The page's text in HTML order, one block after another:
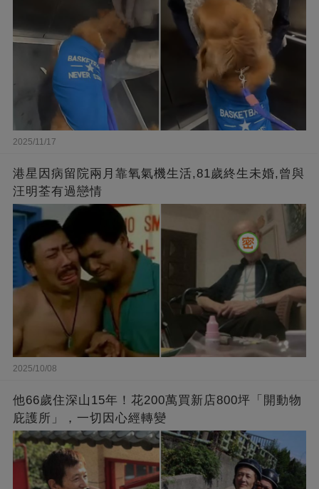
2025/11/17
港星因病留院兩月靠氧氣機生活,81歲終生未婚,曾與
汪明荃有過戀情
2025/10/08
他66歲住深山15年！花200萬買新店800坪「開動物
庇護所」，一切因心經轉變